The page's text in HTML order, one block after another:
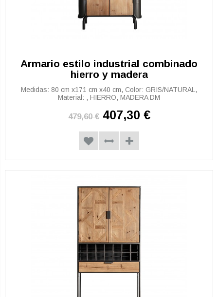
Armario estilo industrial combinado
hierro y madera
Medidas: 80 cm x171 cm x40 cm, Color: GRIS/NATURAL,
Material: , HIERRO, MADERA DM
479,60 € 407,30 €